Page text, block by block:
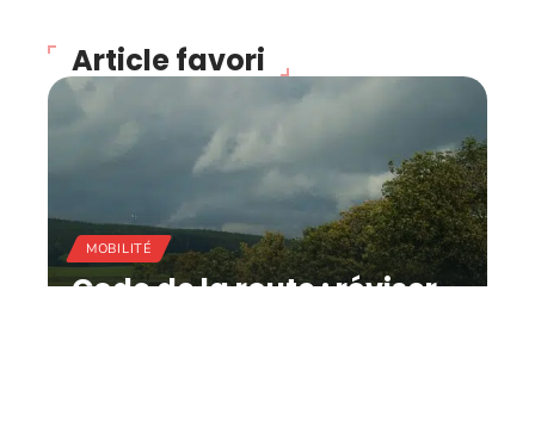
Article favori
MOBILITÉ
Code de la route : réviser